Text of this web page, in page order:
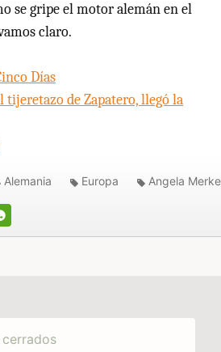
se gripe el motor alemán en el
claro.
Días
tijeretazo de Zapatero, llegó la
Alemania Europa Angela